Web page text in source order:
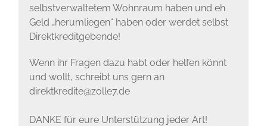
selbstverwaltetem Wohnraum haben und eh
Geld „herumliegen“ haben oder werdet selbst
Direktkreditgebende!
Wenn ihr Fragen dazu habt oder helfen könnt
und wollt, schreibt uns gern an
direktkredite@zolle7.de
DANKE für eure Unterstützung jeder Art!